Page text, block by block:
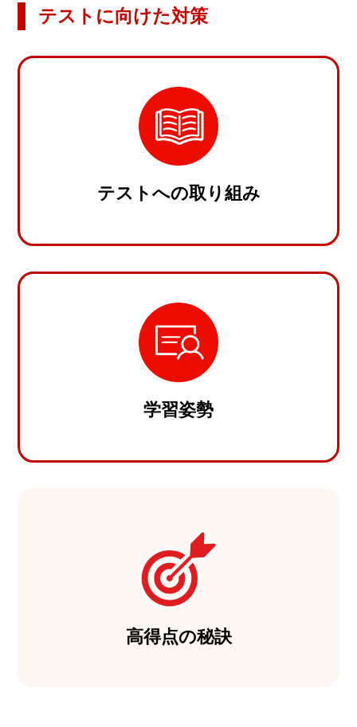
テストに向けた対策
テストへの取り組み
学習姿勢
高得点の秘訣